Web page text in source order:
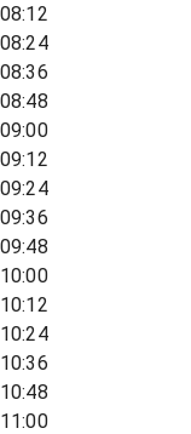
08:12
08:24
08:36
08:48
09:00
09:12
09:24
09:36
09:48
10:00
10:12
10:24
10:36
10:48
11:00